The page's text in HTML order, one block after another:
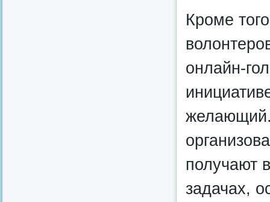
Кроме
онлайн-
желающий.
получают
задачах,